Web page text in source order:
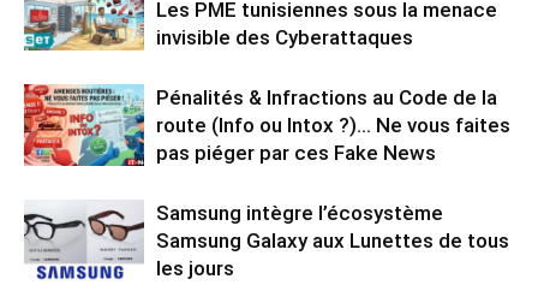
Les PME tunisiennes sous la menace
invisible des Cyberattaques
Pénalités & Infractions au Code de la
route (Info ou Intox ?)… Ne vous faites
pas piéger par ces Fake News
Samsung intègre l’écosystème
Samsung Galaxy aux Lunettes de tous
les jours